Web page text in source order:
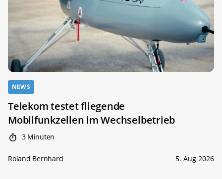
NEWS
Telekom testet fliegende
Mobilfunkzellen im Wechselbetrieb
3 Minuten
Roland Bernhard 5. Aug 2026